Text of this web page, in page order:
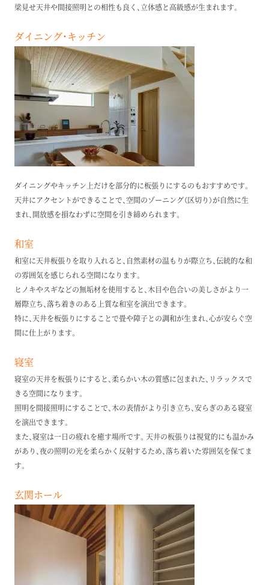
梁見せ天井や間接照明との相性も良く、立体感と高級感が生まれます。
ダイニング・キッチン
ダイニングやキッチン上だけを部分的に板張りにするのもおすすめです。
天井にアクセントができることで、空間のゾーニング（区切り）が自然に生
まれ、開放感を損なわずに空間を引き締められます。
和室
和室に天井板張りを取り入れると、自然素材の温もりが際立ち、伝統的な和
の雰囲気を感じられる空間になります。
ヒノキやスギなどの無垢材を使用すると、木目や色合いの美しさがより一
層際立ち、落ち着きのある上質な和室を演出できます。
特に、天井を板張りにすることで畳や障子との調和が生まれ、心が安らぐ空
間に仕上がります。
寝室
寝室の天井を板張りにすると、柔らかい木の質感に包まれた、リラックスで
きる空間になります。
照明を間接照明にすることで、木の表情がより引き立ち、安らぎのある寝室
を演出できます。
また、寝室は一日の疲れを癒す場所です。天井の板張りは視覚的にも温かみ
があり、夜の照明の光を柔らかく反射するため、落ち着いた雰囲気を保てま
す。
玄関ホール